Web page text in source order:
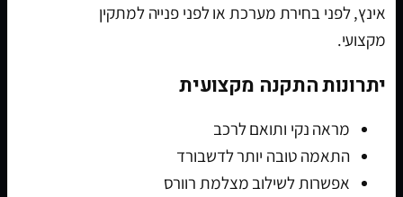
אינץ, לפני בחירת מערכת או לפני פנייה למתקין
מקצועי.
יתרונות התקנה מקצועית
מראה נקי ותואם לרכב
התאמה טובה יותר לדשבורד
אפשרות לשילוב מצלמת רוורס